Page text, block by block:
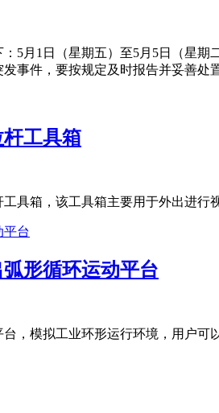
5月1日（星期五）至5月5日（星
事件，要按规定及时报告并妥善
工具箱
具箱，该工具箱主要用于外出进
形循环运动平台
，模拟工业环形运行环境，用户可